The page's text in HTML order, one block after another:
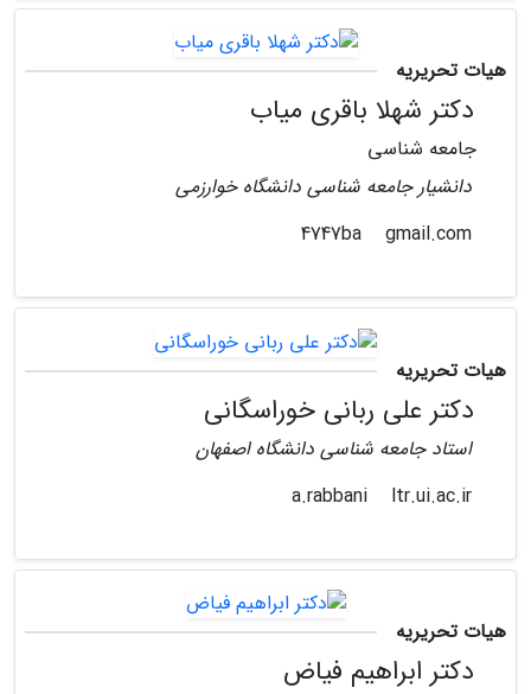
هیات تحریریه
دکتر شهلا باقری میاب
جامعه شناسی
دانشیار جامعه شناسی دانشگاه خوارزمی
gmail.com
هیات تحریریه
دکتر علی ربانی خوراسگانی
استاد جامعه شناسی دانشگاه اصفهان
ltr.ui.ac.ir
هیات تحریریه
دکتر ابراهیم فیاض